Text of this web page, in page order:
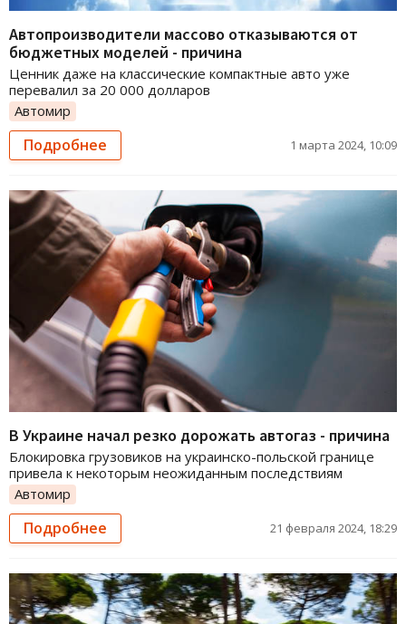
Автопроизводители массово отказываются от
бюджетных моделей - причина
Ценник даже на классические компактные авто уже
перевалил за 20 000 долларов
Автомир
Подробнее 1 марта 2024, 10:09
В Украине начал резко дорожать автогаз - причина
Блокировка грузовиков на украинско-польской границе
привела к некоторым неожиданным последствиям
Автомир
Подробнее 21 февраля 2024, 18:29